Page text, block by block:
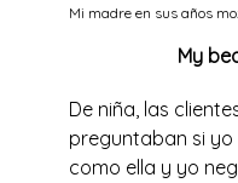
Mi madre en sus años
My
De niña, las
preguntaban si
como ella y yo